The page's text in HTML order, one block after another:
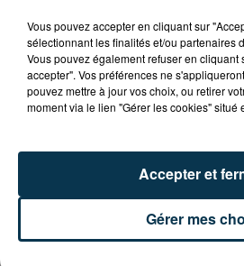
Au programme :
Marché d'été de 16H à 21H et
jeux pour petits et grands,
caricaturiste, animation
Réservations possibles auprès
Familles Rurales de la
Vous pouvez accepter en cliquant sur
sélectionnant les finalités et/ou partenaires
Vous pouvez également refuser en cliquant
accepter". Vos préférences ne
pouvez mettre à jour vos choix, ou retirer
moment via le lien "Gérer les cookies" situé
Gérer mes
Accepter et